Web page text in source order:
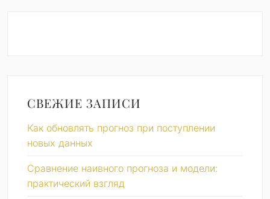
СВЕЖИЕ ЗАПИСИ
Как обновлять прогноз при поступлении
новых данных
Сравнение наивного прогноза и модели:
практический взгляд